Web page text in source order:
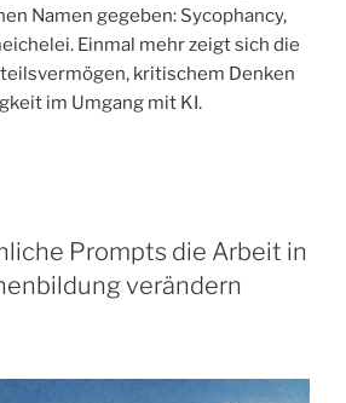
Namen gegeben: Sycophancy,
Einmal mehr zeigt sich die
kritischem Denken
im Umgang mit KI.
Prompts die Arbeit in
verändern